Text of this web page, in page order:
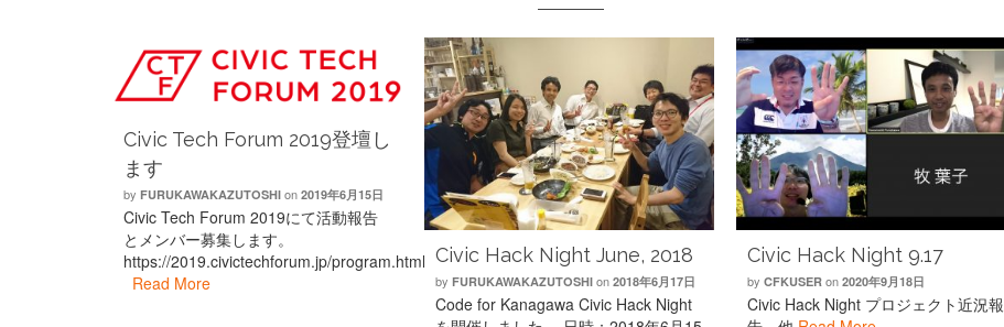
Civic Tech Forum 2019登壇し
ます
by FURUKAWAKAZUTOSHI on 2019年6月15日
Civic Tech Forum 2019にて活動報告
とメンバー募集します。
https://2019.civictechforum.jp/program.html
Read More
Civic Hack Night June, 2018
byFURUKAWAKAZUTOSHI on2018年6月17日
Code for Kanagawa Civic Hack Night
Civic Hack Night 9.17
byCFKUSER on2020年9月18日
Civic Hack Night プロジェクト近況報